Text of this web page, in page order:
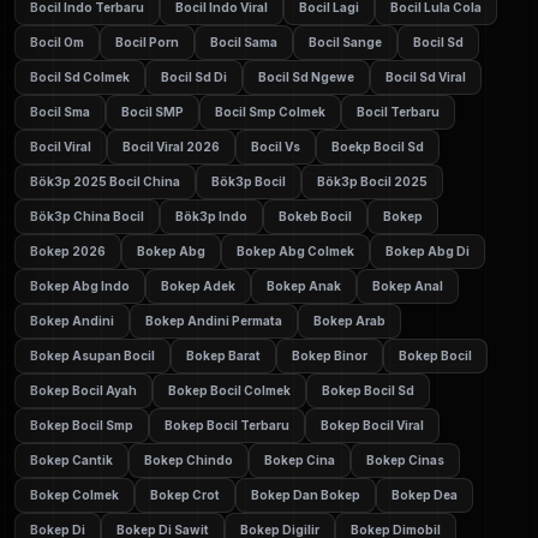
Bocil Indo Terbaru Bocil Indo Viral Bocil Lagi Bocil Lula Cola
Bocil Om Bocil Porn Bocil Sama Bocil Sange Bocil Sd
Bocil Sd Colmek Bocil Sd Di Bocil Sd Ngewe Bocil Sd Viral
Bocil Sma Bocil SMP Bocil Smp Colmek Bocil Terbaru
Bocil Viral Bocil Viral 2026 Bocil Vs Boekp Bocil Sd
Bök3p 2025 Bocil China Bök3p Bocil Bök3p Bocil 2025
Bök3p China Bocil Bök3p Indo Bokeb Bocil Bokep
Bokep 2026 Bokep Abg Bokep Abg Colmek Bokep Abg Di
Bokep Abg Indo Bokep Adek Bokep Anak Bokep Anal
Bokep Andini Bokep Andini Permata Bokep Arab
Bokep Asupan Bocil Bokep Barat Bokep Binor Bokep Bocil
Bokep Bocil Ayah Bokep Bocil Colmek Bokep Bocil Sd
Bokep Bocil Smp Bokep Bocil Terbaru Bokep Bocil Viral
Bokep Cantik Bokep Chindo Bokep Cina Bokep Cinas
Bokep Colmek Bokep Crot Bokep Dan Bokep Bokep Dea
Bokep Di Bokep Di Sawit Bokep Digilir Bokep Dimobil